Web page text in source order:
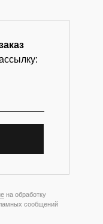
на обработку
сообщений